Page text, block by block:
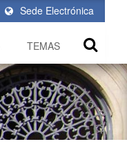
Sede Electrónica
TEMAS